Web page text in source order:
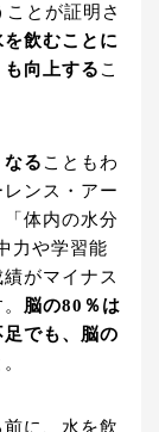
とが証明さ
を飲むことに
向上する こ
る こともわ
ンス・アー
体内の水分
力や学習能
がマイナス
脳の80％は
でも、脳の
に、水を飲